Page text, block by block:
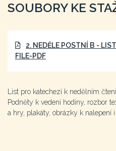
SOUBORY KE
2. NEDĚLE POSTNÍ B -
FILE-PDF
List pro katechezi k nedělním
Podněty k vedení hodiny, rozbor
a hry, plakáty, obrázky k nalepení